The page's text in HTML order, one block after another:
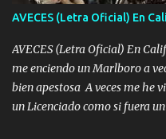
tú mi mal moviendo tu
tan especial por eso es que
te acerque nadie porque solo
AVECES (Letra Oficial) En
AVECES (Letra Oficial) En
me enciendo un Marlboro a
bien apestosa A veces me he
un Licenciado como si fuera